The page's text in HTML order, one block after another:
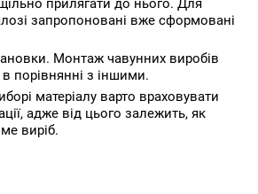
прилягати до нього. Для
запропоновані вже сформовані
Монтаж чавунних виробів
порівнянні з іншими.
матеріалу варто враховувати
адже від цього залежить, як
виріб.